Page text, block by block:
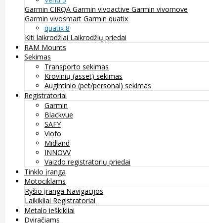
Garmin CIRQA Garmin vivoactive Garmin vivomove
Garmin vivosmart Garmin quatix
quatix 8
Kiti laikrodžiai Laikrodžių priedai
RAM Mounts
Sekimas
Transporto sekimas
Krovinių (asset) sekimas
Augintinio (pet/personal) sekimas
Registratoriai
Garmin
Blackvue
SAFY
Viofo
Midland
INNOVV
Vaizdo registratorių priedai
Tinklo įranga
Motociklams
Ryšio įranga Navigacijos
Laikikliai Registratoriai
Metalo ieškikliai
Dviračiams